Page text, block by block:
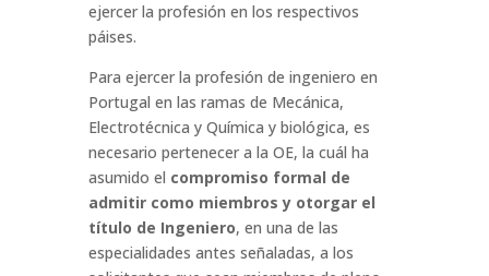
ejercer la profesión en los respectivos
páises.
Para ejercer la profesión de ingeniero en
Portugal en las ramas de Mecánica,
Electrotécnica y Química y biológica, es
necesario pertenecer a la OE, la cuál ha
asumido el compromiso formal de
admitir como miembros y otorgar el
título de Ingeniero, en una de las
especialidades antes señaladas, a los